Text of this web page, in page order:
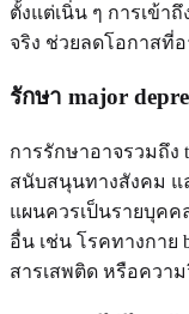
ตั้งแต่เนิ่น ๆ การเข้า
จริง ช่วยลดโอกาสที่
รักษา major
การรักษาอาจรวมถึง
สนับสนุนทางสังคม แ
แผนควรเป็นรายบุคค
อื่น เช่น โรคทางกาย
สารเสพติด หรือควา